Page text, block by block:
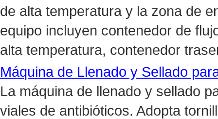
de alta temperatura y la zona de
equipo incluyen contenedor de
alta temperatura, contenedor
Máquina de Llenado y Sellado
La máquina de llenado y sellado
viales de antibióticos. Adopta